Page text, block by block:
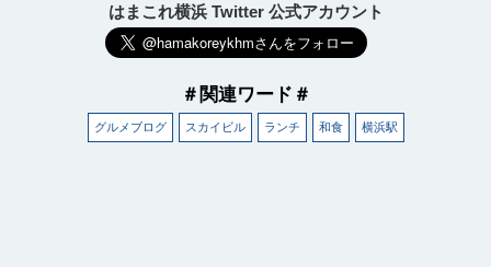
はまこれ横浜 Twitter 公式アカウント
＃関連ワード＃
グルメブログ スカイビル ランチ 和食 横浜駅